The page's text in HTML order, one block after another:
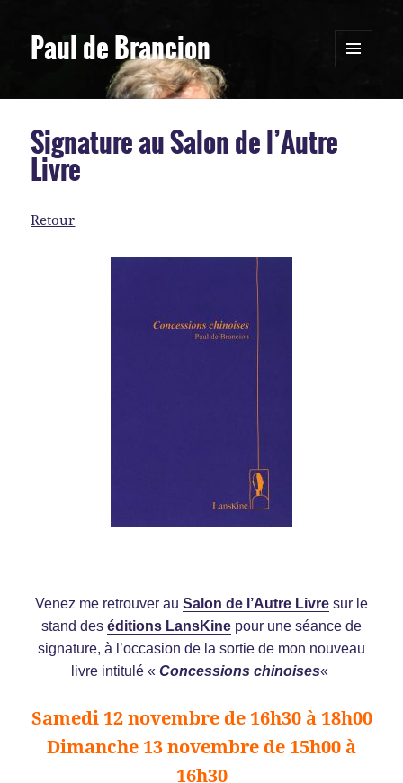
Paul de Brancion
Signature au Salon de l’Autre
Livre
Retour
Venez me retrouver au Salon de l’Autre Livre sur le
stand des éditions LansKine pour une séance de
signature, à l’occasion de la sortie de mon nouveau
livre intitulé « Concessions chinoises«
Samedi 12 novembre de 16h30 à 18h00
Dimanche 13 novembre de 15h00 à
16h30